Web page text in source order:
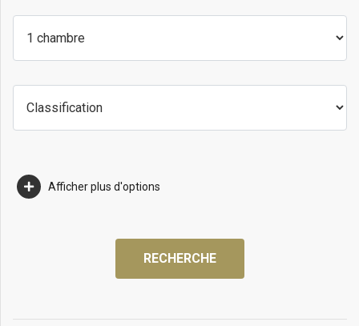
Afficher plus d'options
RECHERCHE